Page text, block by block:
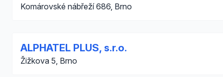
Komárovské nábřeží 686, Brno
ALPHATEL PLUS, s.r.o.
Žižkova 5, Brno